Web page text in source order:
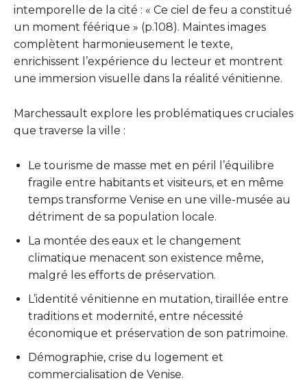
intemporelle de la cité : « Ce ciel de feu a constitué
un moment féérique » (p.108). Maintes images
complètent harmonieusement le texte,
enrichissent l’expérience du lecteur et montrent
une immersion visuelle dans la réalité vénitienne.
Marchessault explore les problématiques cruciales
que traverse la ville :
Le tourisme de masse met en péril l’équilibre
fragile entre habitants et visiteurs, et en même
temps transforme Venise en une ville-musée au
détriment de sa population locale.
La montée des eaux et le changement
climatique menacent son existence même,
malgré les efforts de préservation.
L’identité vénitienne en mutation, tiraillée entre
traditions et modernité, entre nécessité
économique et préservation de son patrimoine.
Démographie, crise du logement et
commercialisation de Venise.